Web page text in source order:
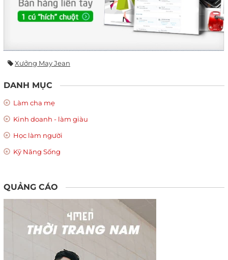
Xưởng May Jean
DANH MỤC
Làm cha mẹ
Kinh doanh - làm giàu
Học làm người
Kỹ Năng Sống
QUẢNG CÁO